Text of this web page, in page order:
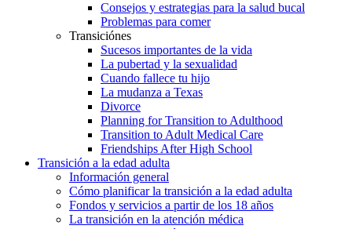
Consejos y estrategias para la salud bucal
Problemas para comer
Transiciónes
Sucesos importantes de la vida
La pubertad y la sexualidad
Cuando fallece tu hijo
La mudanza a Texas
Divorce
Planning for Transition to Adulthood
Transition to Adult Medical Care
Friendships After High School
Transición a la edad adulta
Información general
Cómo planificar la transición a la edad adulta
Fondos y servicios a partir de los 18 años
La transición en la atención médica